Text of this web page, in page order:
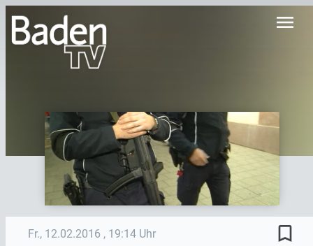
menu
Fr., 12.02.2016 , 19:14 Uhr bookmark_border